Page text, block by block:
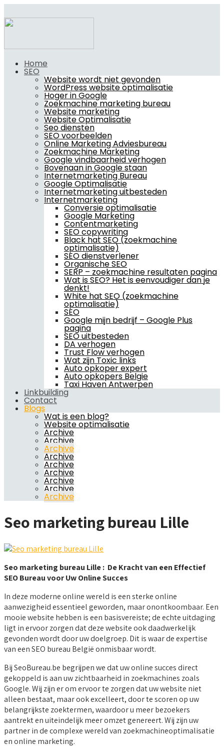
Home
SEO
Website wordt niet gevonden
WordPress website optimalisatie
Hoger in Google
Zoekmachine marketing bureau
Website marketing
Website Optimalisatie
Seo diensten
SEO voorbeelden
Online Marketing Adviesbureau
Zoekmachine Marketing
Google vindbaarheid verhogen
Bovenaan in Google staan
Internetmarketing Bureau
Google Optimalisatie
Internetmarketing uitbesteden
Internetmarketing
Conversie optimalisatie
Google Marketing
Contentmarketing
SEO copywriting
Black hat SEO (zoekmachine
optimalisatie)
SEO dienstverlener
Organische SEO
SERP – zoekmachine resultaten pagina
Wat is SEO? Het is eenvoudiger dan je
denkt!
White hat SEO (zoekmachine
optimalisatie)
SEO
Google mijn bedrijf – Google Plus
pagina
SEO uitbesteden
DA verhogen
Trust Flow verhogen
Wat zijn Toxic links
Auto opkoper expert
Auto opkopers Belgie
Taxi Haven Antwerpen
Linkbuilding
Contact
Blogs
Wat is een blog?
Website optimalisatie
Archive
Archive
Archive
Archive
Archive
Archive
Archive
Archive
Archive
Seo marketing bureau Lille
Seo marketing bureau Lille : De Kracht van een Effectief
SEO Bureau voor Uw Online Succes
In deze moderne online wereld is een sterke online
aanwezigheid essentieel geworden, maar onontkoombaar. Een
mooie website hebben is een basisvereiste; de echte uitdaging
ligt in ervoor zorgen dat deze website ook daadwerkelijk
gevonden wordt door uw doelgroep. Dit is waar de expertise
van een SEO bureau België onmisbaar wordt.
Bij SeoBureau.be begrijpen we dat uw online succes direct
gekoppeld is aan uw zichtbaarheid in zoekmachines zoals
Google. Wij zijn er om ervoor te zorgen dat uw website niet
alleen bestaat, maar ook excelleert, door te scoren op uw
belangrijkste zoektermen, waardoor u meer bezoekers
aantrekt en uiteindelijk meer omzet genereert. Wij zijn uw
partner in de complexe wereld van zoekmachineoptimalisatie
en online marketing.